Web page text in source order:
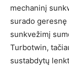
mechaninį
surado
sunkvežimį
Turbotwin,
sustabdytų